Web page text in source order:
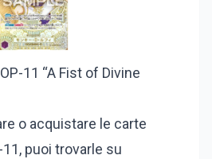
11 “A Fist of Divine
o acquistare le carte
puoi trovarle su